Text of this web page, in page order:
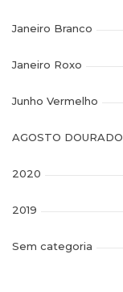
Janeiro Branco
Janeiro Roxo
Junho Vermelho
AGOSTO DOURADO
2020
2019
Sem categoria